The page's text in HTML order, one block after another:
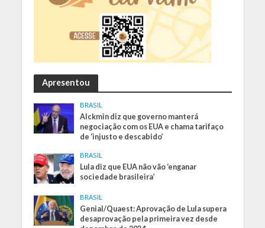
Apresentou
BRASIL
Alckmin diz que governo manterá
negociação com os EUA e chama tarifaço
de ‘injusto e descabido’
BRASIL
Lula diz que EUA não vão ‘enganar
sociedade brasileira’
BRASIL
Genial/Quaest: Aprovação de Lula supera
desaprovação pela primeira vez desde